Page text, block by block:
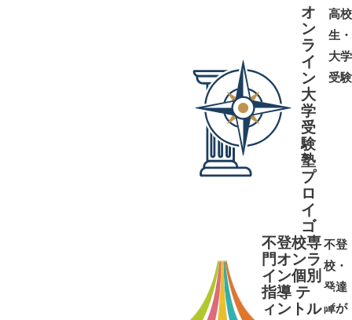
オ
ン
ラ
イ
ン
大
学
受
験
塾
プ
ロ
イ
ゴ
高校
生・
大学
受験
不登校専
門オンラ
イン個別
指導 テ
ィントル
不登
校・
発達
障が
➜➜